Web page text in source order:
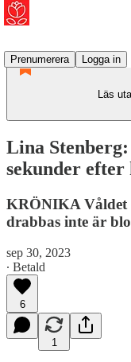
Prenumerera
Logga in
Läs
Lina
sekunder
KRÖNIKA Våldet
drabbas inte är
sep 30, 2023
∙ Betald
6
1